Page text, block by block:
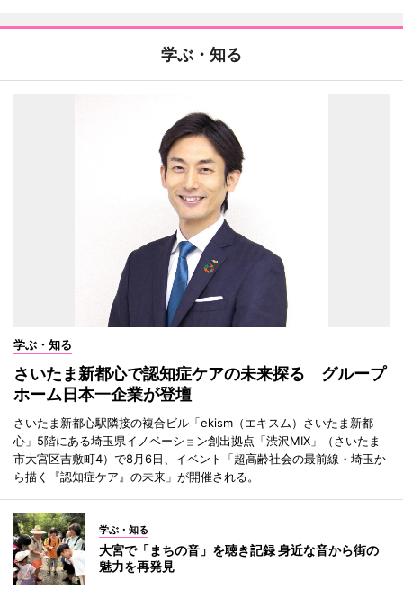
学ぶ・知る
学ぶ・知る
さいたま新都心で認知症ケアの未来探る グループ
ホーム日本一企業が登壇
さいたま新都心駅隣接の複合ビル「ekism（エキスム）さいたま新都
心」5階にある埼玉県イノベーション創出拠点「渋沢MIX」（さいたま
市大宮区吉敷町4）で8月6日、イベント「超高齢社会の最前線・埼玉か
ら描く『認知症ケア』の未来」が開催される。
学ぶ・知る
大宮で「まちの音」を聴き記録 身近な音から街の
魅力を再発見